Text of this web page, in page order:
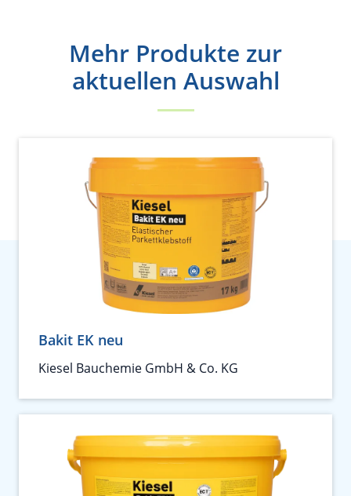
Mehr Produkte zur
aktuellen Auswahl
Bakit EK neu
Kiesel Bauchemie GmbH & Co. KG